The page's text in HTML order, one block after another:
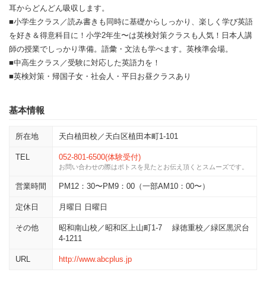
耳からどんどん吸収します。
■小学生クラス／読み書きも同時に基礎からしっかり、楽しく学び英語
を好き＆得意科目に！小学2年生〜は英検対策クラスも人気！日本人講
師の授業でしっかり準備。語彙・文法も学べます。英検準会場。
■中高生クラス／受験に対応した英語力を！
■英検対策・帰国子女・社会人・平日お昼クラスあり
基本情報
所在地 天白植田校／天白区植田本町1-101
TEL 052-801-6500(体験受付)
お問い合わせの際はポトスを見たとお伝え頂くとスムーズです。
営業時間 PM12：30〜PM9：00（一部AM10：00〜）
定休日 月曜日 日曜日
その他
昭和南山校／昭和区上山町1-7 緑徳重校／緑区黒沢台
4-1211
URL http://www.abcplus.jp